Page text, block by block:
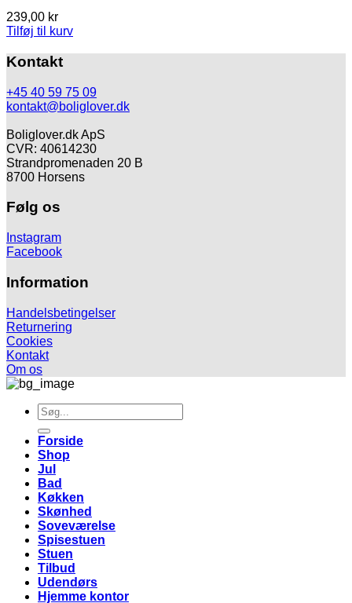
239,00 kr
Tilføj til kurv
Kontakt
+45 40 59 75 09
kontakt@boliglover.dk
Boliglover.dk ApS
CVR: 40614230
Strandpromenaden 20 B
8700 Horsens
Følg os
Instagram
Facebook
Information
Handelsbetingelser
Returnering
Cookies
Kontakt
Om os
Søg
efter:
Forside
Shop
Jul
Bad
Køkken
Skønhed
Soveværelse
Spisestuen
Stuen
Tilbud
Udendørs
Hjemme kontor